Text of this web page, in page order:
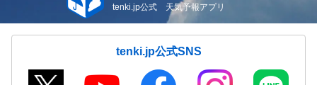
tenki.jp公式 天気予報アプリ
tenki.jp公式SNS